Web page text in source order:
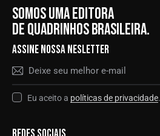
SOMOS UMA EDITORA
DE QUADRINHOS BRASILEIRA.
ASSINE NOSSA NESLETTER
Eu aceito a políticas de privacidade.